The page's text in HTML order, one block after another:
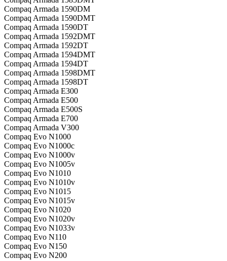
Compaq Armada 1590DM
Compaq Armada 1590DMT
Compaq Armada 1590DT
Compaq Armada 1592DMT
Compaq Armada 1592DT
Compaq Armada 1594DMT
Compaq Armada 1594DT
Compaq Armada 1598DMT
Compaq Armada 1598DT
Compaq Armada E300
Compaq Armada E500
Compaq Armada E500S
Compaq Armada E700
Compaq Armada V300
Compaq Evo N1000
Compaq Evo N1000c
Compaq Evo N1000v
Compaq Evo N1005v
Compaq Evo N1010
Compaq Evo N1010v
Compaq Evo N1015
Compaq Evo N1015v
Compaq Evo N1020
Compaq Evo N1020v
Compaq Evo N1033v
Compaq Evo N110
Compaq Evo N150
Compaq Evo N200